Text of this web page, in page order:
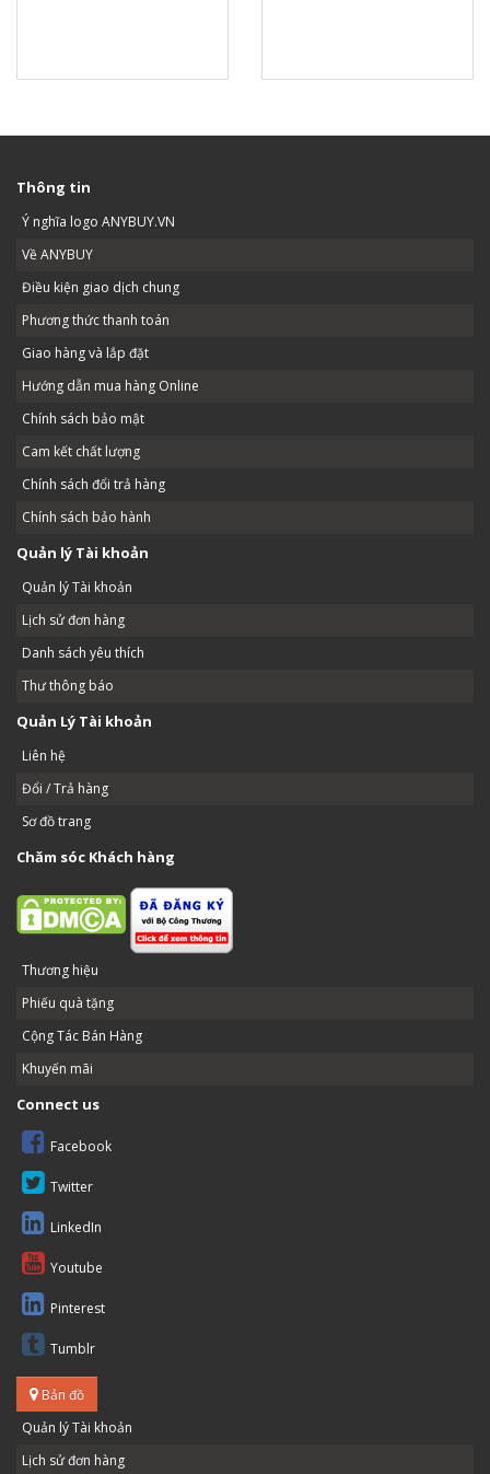
Thông tin
Ý nghĩa logo ANYBUY.VN
Về ANYBUY
Điều kiện giao dịch chung
Phương thức thanh toán
Giao hàng và lắp đặt
Hướng dẫn mua hàng Online
Chính sách bảo mật
Cam kết chất lượng
Chính sách đổi trả hàng
Chính sách bảo hành
Quản lý Tài khoản
Quản lý Tài khoản
Lịch sử đơn hàng
Danh sách yêu thích
Thư thông báo
Quản Lý Tài khoản
Liên hệ
Đổi / Trả hàng
Sơ đồ trang
Chăm sóc Khách hàng
Thương hiệu
Phiếu quà tặng
Cộng Tác Bán Hàng
Khuyến mãi
Connect us
Facebook
Twitter
LinkedIn
Youtube
Pinterest
Tumblr
Bản đồ
Quản lý Tài khoản
Lịch sử đơn hàng